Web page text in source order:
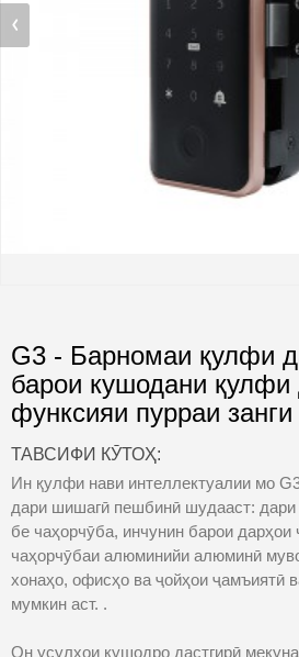
G3 - Барномаи қулфи
барои кушодани қулфи
функсияи пурраи
ТАВСИФИ КӮТОҲ:
Ин қулфи нави интеллектуалии мо
дари шишагӣ пешбинӣ шудааст:
бе чаҳорчӯба, инчунин барои дарҳои
чаҳорчӯбаи алюминийи алюминӣ
хонаҳо, офисҳо ва ҷойҳои ҷамъиятӣ
мумкин аст. .
Он усулҳои кушодро дастгирӣ